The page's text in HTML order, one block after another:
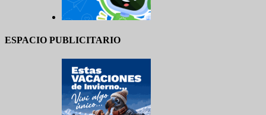
ESPACIO PUBLICITARIO